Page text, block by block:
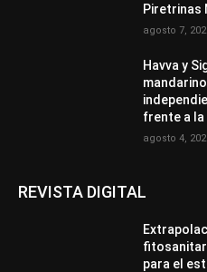
Piretrinas
agosto 7,
Havva y
frente a la
agosto 4,
REVISTA DIGITAL
para el